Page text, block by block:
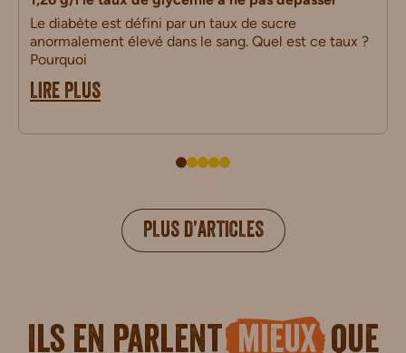
Le diabète est défini par un taux de sucre
anormalement élevé dans le sang. Quel est ce taux ?
Pourquoi
LIRE PLUS
PLUS D’ARTICLES
Ils en parlent mieuxque